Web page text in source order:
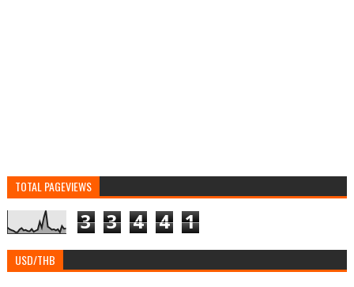
TOTAL PAGEVIEWS
3 3 4 4 1
USD/THB